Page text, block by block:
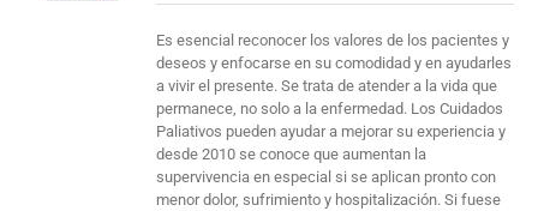
Es esencial reconocer los valores de los pacientes y
deseos y enfocarse en su comodidad y en ayudarles
a vivir el presente. Se trata de atender a la vida que
permanece, no solo a la enfermedad. Los Cuidados
Paliativos pueden ayudar a mejorar su experiencia y
desde 2010 se conoce que aumentan la
supervivencia en especial si se aplican pronto con
menor dolor, sufrimiento y hospitalización. Si fuese